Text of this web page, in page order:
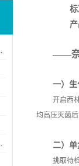
――奈
一）
开启西
均高压灭菌
二）
挑取待